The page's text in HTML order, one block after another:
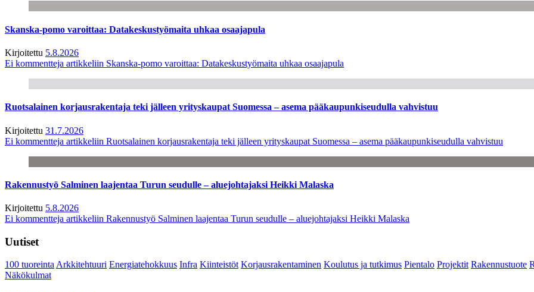
Skanska-pomo varoittaa: Datakeskustyömaita uhkaa osaajapula
Kirjoitettu 5.8.2026
Ei kommentteja artikkeliin Skanska-pomo varoittaa: Datakeskustyömaita uhkaa osaajapula
Ruotsalainen korjausrakentaja teki jälleen yrityskaupat Suomessa – asema pääkaupunkiseudulla vahvistuu
Kirjoitettu 31.7.2026
Ei kommentteja artikkeliin Ruotsalainen korjausrakentaja teki jälleen yrityskaupat Suomessa – asema pääkaupunkiseudulla vahvistuu
Rakennustyö Salminen laajentaa Turun seudulle – aluejohtajaksi Heikki Malaska
Kirjoitettu 5.8.2026
Ei kommentteja artikkeliin Rakennustyö Salminen laajentaa Turun seudulle – aluejohtajaksi Heikki Malaska
Uutiset
100 tuoreintaArkkitehtuuri Energiatehokkuus Infra Kiinteistöt Korjausrakentaminen Koulutus ja tutkimus Pientalo Projektit Rakennustuote
Näkökulmat